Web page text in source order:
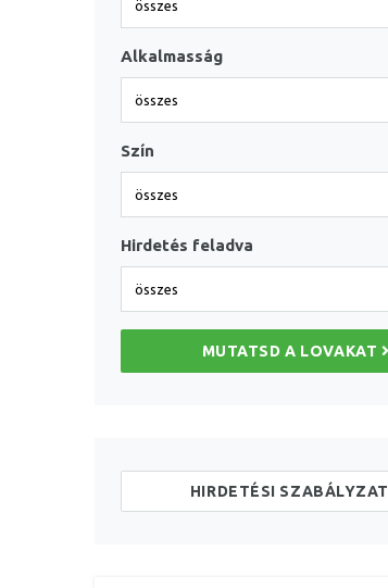
Alkalmasság
Szín
Hirdetés feladva
MUTATSD A LOVAKAT
HIRDETÉSI SZABÁLYZAT